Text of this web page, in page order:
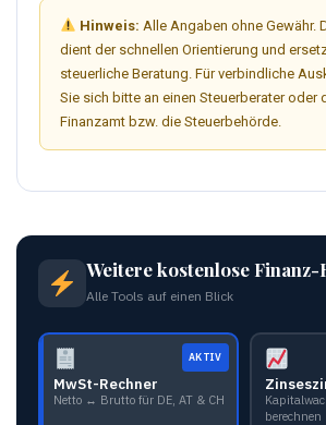
Hinweis: Alle Angaben ohne Gewähr.
dient der schnellen Orientierung und
steuerliche Beratung. Für verbindliche
Sie sich bitte an einen Steuerberater oder
Finanzamt bzw. die Steuerbehörde.
Weitere kostenlose Finanz-
Alle Tools auf einen Blick
MwSt-Rechner
Netto ↔ Brutto für DE, AT & CH
AKTIV
berechnen